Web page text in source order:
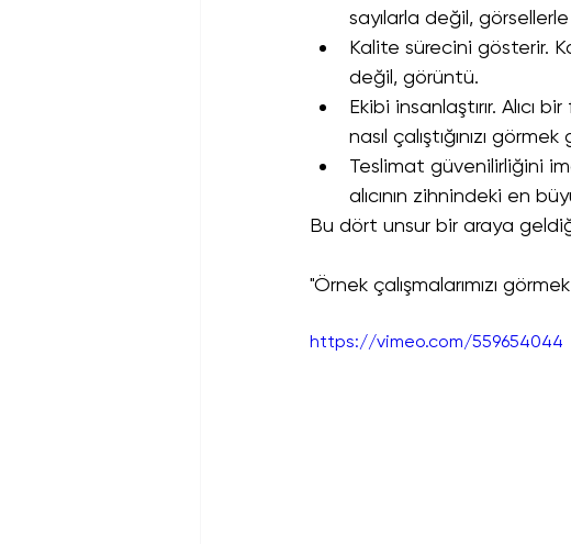
sayılarla değil, görsellerle
Kalite sürecini gösterir.
değil, görüntü.
Ekibi insanlaştırır. Alıcı
nasıl çalıştığınızı
Teslimat güvenilirliğini
alıcının zihnindeki en
Bu dört unsur bir araya
"Örnek çalışmalarımızı
https://vimeo.com/559654044